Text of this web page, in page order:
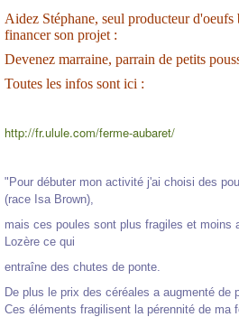
Aidez Stéphane, seul producteur d'oeufs
financer son projet :
Devenez marraine, parrain de petits
Toutes les infos sont ici :
http://fr.ulule.com/ferme-aubaret/
"Pour débuter mon activité j'ai choisi des
(race Isa Brown),
mais ces poules sont plus fragiles et moins
Lozère ce qui
entraîne des chutes de ponte.
De plus le prix des céréales a augmenté de
Ces éléments fragilisent la pérennité de ma